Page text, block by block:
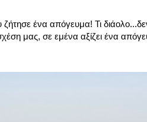
ένα απόγευμα! Τι
μας, σε εμένα αξίζει ένα